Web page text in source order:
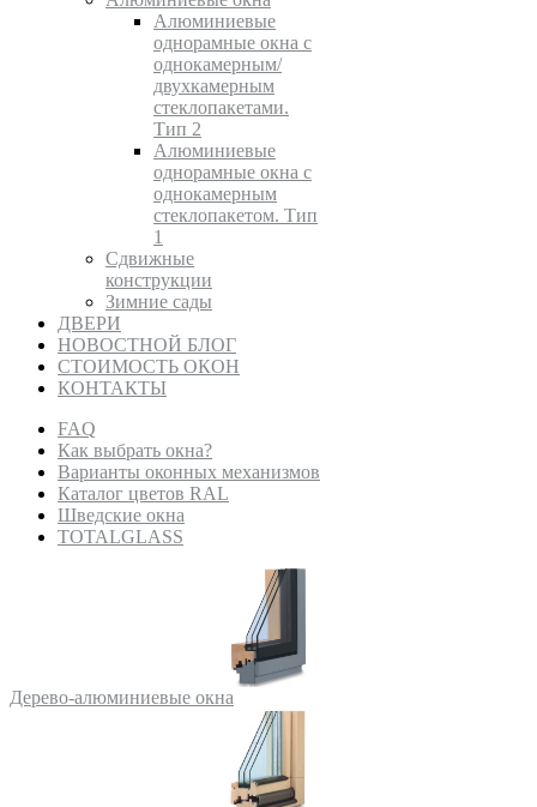
Алюминиевые
однорамные окна с
однокамерным/
двухкамерным
стеклопакетами.
Тип 2
Алюминиевые
однорамные окна с
однокамерным
стеклопакетом. Тип
1
Сдвижные
конструкции
Зимние сады
ДВЕРИ
НОВОСТНОЙ БЛОГ
СТОИМОСТЬ ОКОН
КОНТАКТЫ
FAQ
Как выбрать окна?
Варианты оконных механизмов
Каталог цветов RAL
Шведские окна
TOTALGLASS
Дерево-алюминиевые окна